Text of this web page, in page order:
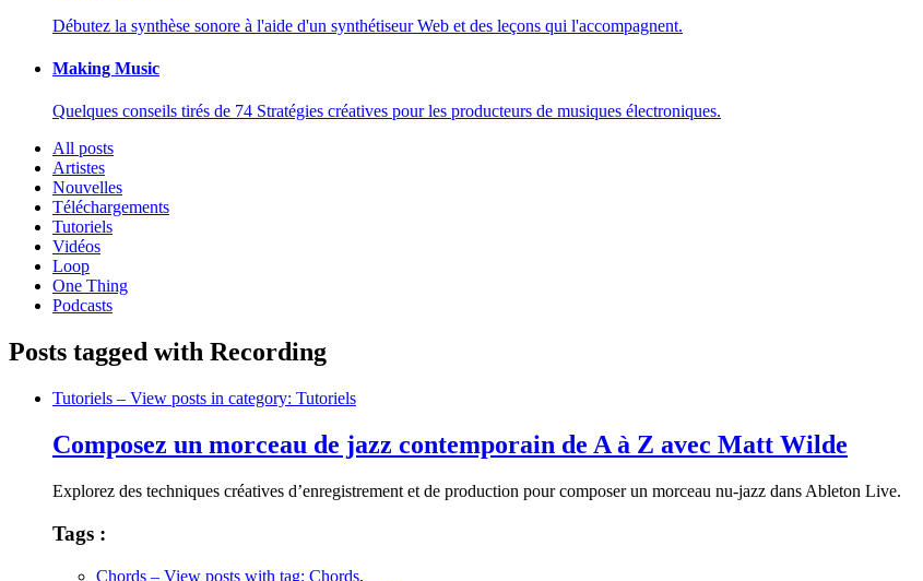
Débutez la synthèse sonore à l'aide d'un synthétiseur Web et des leçons qui l'accompagnent.
Making Music
Quelques conseils tirés de 74 Stratégies créatives pour les producteurs de musiques électroniques.
All posts
Artistes
Nouvelles
Téléchargements
Tutoriels
Vidéos
Loop
One Thing
Podcasts
Posts tagged with Recording
Tutoriels – View posts in category: Tutoriels
Composez un morceau de jazz contemporain de A à Z avec Matt Wilde
Explorez des techniques créatives d’enregistrement et de production pour composer un morceau nu-jazz dans Ableton Live.
Tags :
Chords – View posts with tag: Chords,